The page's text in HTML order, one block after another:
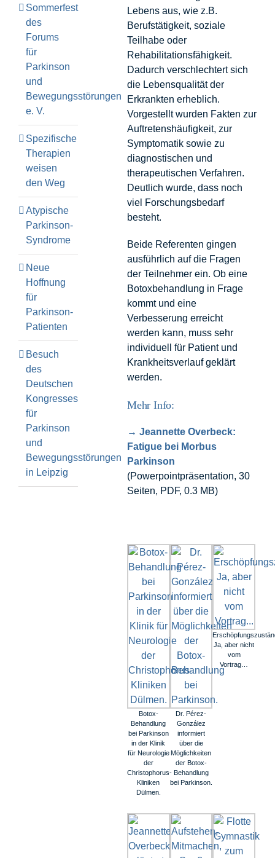
Lebens aus, wie z.B.
Berufstätigkeit, soziale
Teilhabe oder
Rehabilitationsfähigkeit.
Dadurch verschlechtert sich
die Lebensqualität der
Erkrankten erheblich.
Vorgestellt wurden Fakten zur
Auftretenshäufigkeit, zur
Symptomatik sowie zu
diagnostischen und
therapeutischen Verfahren.
Deutlich wurde, dass noch
viel Forschungsbedarf
besteht.
Beide Referenten gingen
ausführlich auf die Fragen
der Teilnehmer ein. Ob eine
Botoxbehandlung in Frage
kommt und eine
Verbesserung erreicht
werden kann, muss sehr
individuell für Patient und
Krankheitsverlauf geklärt
werden.
Mehr Info:
→ Jeannette Overbeck:
Fatigue bei Morbus
Parkinson
(Powerpointpräsentation, 30
Seiten, PDF, 0.3 MB)
Botox-
Behandlung
bei Parkinson
in der Klinik
für Neurologie
der
Christophorus-
Kliniken
Dülmen.
Dr. Pérez-
González
informiert
über die
Möglichkeiten
der Botox-
Behandlung
bei Parkinson.
Ja, aber nicht
vom
Vortrag…
Sommerfest
des
Forums
für
Parkinson
und
Bewegungsstörungen
e. V.
Spezifische
Therapien
weisen
den Weg
Atypische
Parkinson-
Syndrome
Neue
Hoffnung
für
Parkinson-
Patienten
Besuch
des
Deutschen
Kongresses
für
Parkinson
und
Bewegungsstörungen
in Leipzig